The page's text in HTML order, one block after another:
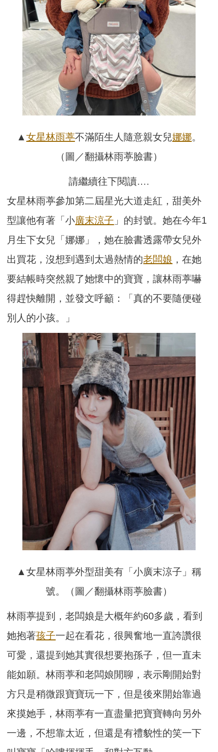
▲ 女星林雨葶不滿陌生人隨意親女兒娜娜。
（圖／翻攝林雨葶臉書）
請繼續往下閱讀….
女星林雨葶參加第二屆星光大道走紅，甜美外
型讓他有著「小廣末涼子 」的封號。她在今年1
月生下女兒「娜娜」，她在臉書透露帶女兒外
出買花，沒想到遇到太過熱情的老闆娘 ，在她
要結帳時突然親了她懷中的寶寶，讓林雨葶嚇
得趕快離開，並發文呼籲：「真的不要隨便碰
別人的小孩。」
▲女星林雨葶外型甜美有「小廣末涼子」稱
號。（圖／翻攝林雨葶臉書）
林雨葶提到，老闆娘是大概年約60多歲，看到
她抱著孩子一起在看花，很興奮地一直誇讚很
可愛，還提到她其實很想要抱孫子，但一直未
能如願。林雨葶和老闆娘閒聊，表示剛開始對
方只是稍微跟寶寶玩一下，但是後來開始靠過
來摸她手，林雨葶有一直盡量把寶寶轉向另外
一邊，不想靠太近，但還是有禮貌性的笑一下